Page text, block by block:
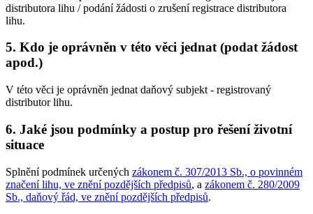
distributora lihu / podání žádosti o zrušení registrace distributora
lihu.
5. Kdo je oprávněn v této věci jednat (podat žádost
apod.)
V této věci je oprávněn jednat daňový subjekt - registrovaný
distributor lihu.
6. Jaké jsou podmínky a postup pro řešení životní
situace
Splnění podmínek určených zákonem č. 307/2013 Sb., o povinném
značení lihu, ve znění pozdějších předpisů, a zákonem č. 280/2009
Sb., daňový řád, ve znění pozdějších předpisů.